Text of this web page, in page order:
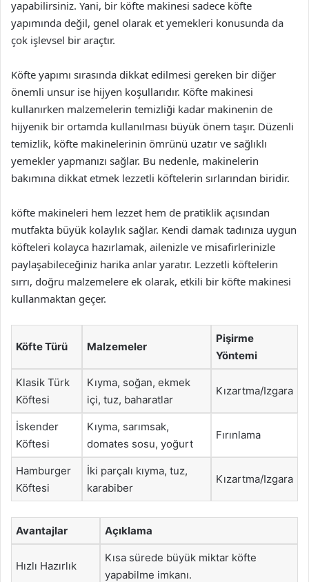
yapabilirsiniz. Yani, bir köfte makinesi sadece köfte
yapımında değil, genel olarak et yemekleri konusunda da
çok işlevsel bir araçtır.
Köfte yapımı sırasında dikkat edilmesi gereken bir diğer
önemli unsur ise hijyen koşullarıdır. Köfte makinesi
kullanırken malzemelerin temizliği kadar makinenin de
hijyenik bir ortamda kullanılması büyük önem taşır. Düzenli
temizlik, köfte makinelerinin ömrünü uzatır ve sağlıklı
yemekler yapmanızı sağlar. Bu nedenle, makinelerin
bakımına dikkat etmek lezzetli köftelerin sırlarından biridir.
köfte makineleri hem lezzet hem de pratiklik açısından
mutfakta büyük kolaylık sağlar. Kendi damak tadınıza uygun
köfteleri kolayca hazırlamak, ailenizle ve misafirlerinizle
paylaşabileceğiniz harika anlar yaratır. Lezzetli köftelerin
sırrı, doğru malzemelere ek olarak, etkili bir köfte makinesi
kullanmaktan geçer.
Köfte Türü Malzemeler
Pişirme
Yöntemi
Klasik Türk
Köftesi
Kıyma, soğan, ekmek
içi, tuz, baharatlar
Kızartma/Izgara
İskender
Köftesi
Kıyma, sarımsak,
domates sosu, yoğurt
Fırınlama
Hamburger
Köftesi
İki parçalı kıyma, tuz,
karabiber
Kızartma/Izgara
Avantajlar Açıklama
Hızlı Hazırlık
Kısa sürede büyük miktar köfte
yapabilme imkanı.